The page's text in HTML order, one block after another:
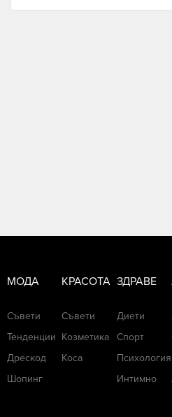
МОДА
Съвети
Тенденции
Дрескод
Шопинг
КРАСОТА
Съвети
Козметика
Коса
ЗДРАВЕ
Диети
Спорт
Психология
Интимно